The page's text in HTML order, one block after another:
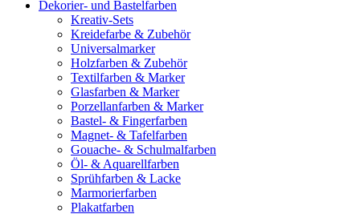
Dekorier- und Bastelfarben
Kreativ-Sets
Kreidefarbe & Zubehör
Universalmarker
Holzfarben & Zubehör
Textilfarben & Marker
Glasfarben & Marker
Porzellanfarben & Marker
Bastel- & Fingerfarben
Magnet- & Tafelfarben
Gouache- & Schulmalfarben
Öl- & Aquarellfarben
Sprühfarben & Lacke
Marmorierfarben
Plakatfarben